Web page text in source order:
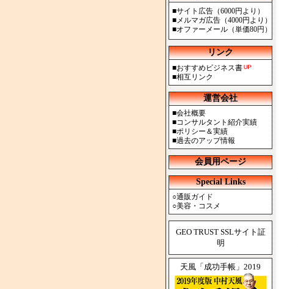
■サイト広告（6000円より）
■メルマガ広告（4000円より）
■オファーメール（単価80円）
リンク
■おすすめビジネス書
■相互リンク
運営会社
■会社概要
■コンサルタント紹介実績
■ポリシー＆実績
■過去のアップ情報
会員用ページ
Special Links
○通販ガイド
○美容・コスメ
GEO TRUST SSLサイト証
明
天風「成功手帳」2019